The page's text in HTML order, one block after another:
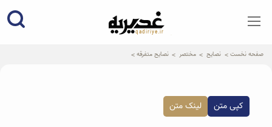
qadiriye.ir
نشریه ی غدیریه-بیانات استاد
صفحه نخست نصایح مختصر نصایح متفرقه
کپی متن لینک متن